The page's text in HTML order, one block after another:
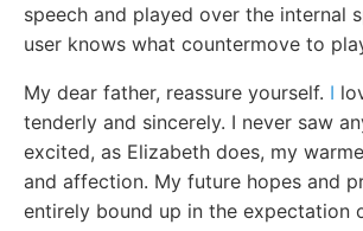
speech and played over the internal
user knows what countermove to
My dear father, reassure yourself. I
tenderly and sincerely. I never saw
excited, as Elizabeth does, my
and affection. My future hopes and
entirely bound up in the expectation